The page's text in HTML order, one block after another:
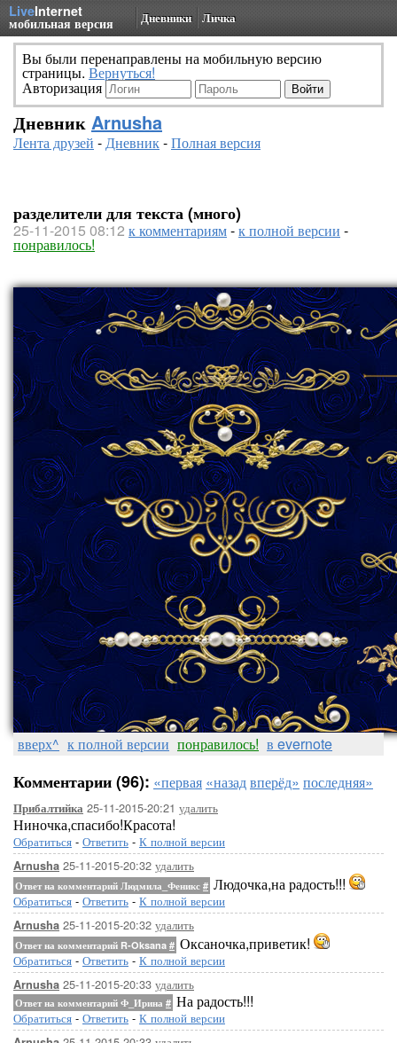
LiveInternet
мобильная версия Дневники Личка
Вы были перенаправлены на мобильную версию
страницы. Вернуться!
Авторизация
Дневник Arnusha
Лента друзей -Дневник-Полная версия
разделители для текста (много)
25-11-2015 08:12 к комментариям-к полной версии -
понравилось!
вверх^ к полной версии понравилось! в evernote
Комментарии (96): «первая «назадвперёд» последняя»
Прибалтийка 25-11-2015-20:21 удалить
Ниночка,спасибо!Красота!
Обратиться - Ответить - К полной версии
Arnusha 25-11-2015-20:32 удалить
Ответ на комментарий Людмила_Феникс # Людочка,на радость!!!
Обратиться - Ответить - К полной версии
Arnusha 25-11-2015-20:32 удалить
Ответ на комментарий R-Oksana # Оксаночка,приветик!
Обратиться - Ответить - К полной версии
Arnusha 25-11-2015-20:33 удалить
Ответ на комментарий Ф_Ирина # На радость!!!
Обратиться - Ответить - К полной версии